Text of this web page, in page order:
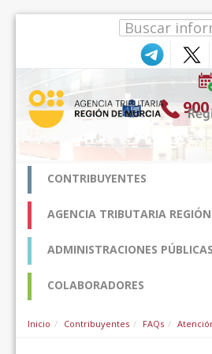
CONTRIBUYENTES
AGENCIA TRIBUTARIA
ADMINISTRACIONES PÚBLICAS
COLABORADORES
Inicio Contribuyentes FAQs